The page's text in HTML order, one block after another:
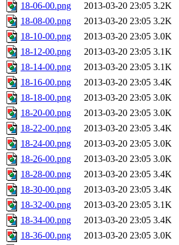
18-06-00.png
2013-03-20 23:05 3.2K
18-08-00.png
2013-03-20 23:05 3.2K
18-10-00.png
2013-03-20 23:05 3.0K
18-12-00.png
2013-03-20 23:05 3.1K
18-14-00.png
2013-03-20 23:05 3.1K
18-16-00.png
2013-03-20 23:05 3.4K
18-18-00.png
2013-03-20 23:05 3.0K
18-20-00.png
2013-03-20 23:05 3.0K
18-22-00.png
2013-03-20 23:05 3.4K
18-24-00.png
2013-03-20 23:05 3.0K
18-26-00.png
2013-03-20 23:05 3.0K
18-28-00.png
2013-03-20 23:05 3.4K
18-30-00.png
2013-03-20 23:05 3.4K
18-32-00.png
2013-03-20 23:05 3.1K
18-34-00.png
2013-03-20 23:05 3.4K
18-36-00.png
2013-03-20 23:05 3.0K